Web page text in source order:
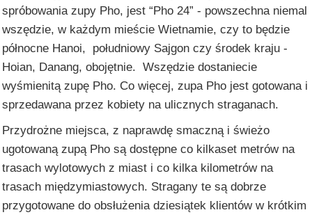
spróbowania zupy Pho, jest “Pho 24” - powszechna niemal
wszędzie, w każdym mieście Wietnamie, czy to będzie
północne Hanoi, południowy Sajgon czy środek kraju -
Hoian, Danang, obojętnie. Wszędzie dostaniecie
wyśmienitą zupę Pho. Co więcej, zupa Pho jest gotowana i
sprzedawana przez kobiety na ulicznych straganach.
Przydrożne miejsca, z naprawdę smaczną i świeżo
ugotowaną zupą Pho są dostępne co kilkaset metrów na
trasach wylotowych z miast i co kilka kilometrów na
trasach międzymiastowych. Stragany te są dobrze
przygotowane do obsłużenia dziesiątek klientów w krótkim